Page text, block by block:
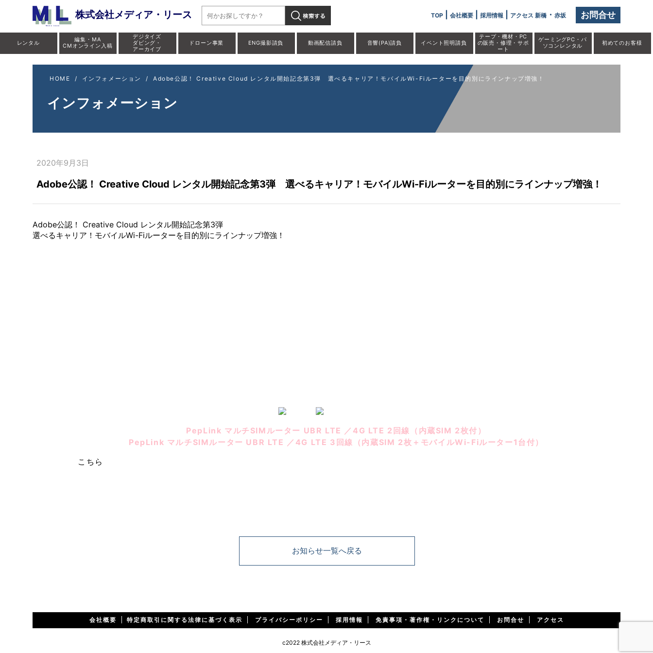
株式会社メディア・リース お問合せ
TOP| 会社概要| 採用情報 アクセス 新橋・ 赤坂
レンタル
編集・MA
CMオンライン入稿
デジタイズ
ダビング・
アーカイブ
ドローン事業 ENG撮影請負 動画配信請負 音響(PA)請負 イベント照明請負
テープ・機材・PC
の販売・修理・サポ
ート
ゲーミングPC・パ
ソコンレンタル
初めてのお客様
HOME / インフォメーション / Adobe公認！ Creative Cloud レンタル開始記念第3弾 選べるキャリア！モバイルWi-Fiルーターを目的別にラインナップ増強！
インフォメーション
2020年9月3日
Adobe公認！ Creative Cloud レンタル開始記念第3弾 選べるキャリア！モバイルWi-Fiルーターを目的別にラインナップ増強！
Adobe公認！ Creative Cloud レンタル開始記念第3弾
選べるキャリア！モバイルWi-Fiルーターを目的別にラインナップ増強！
PepLink マルチSIMルーター UBR LTE ／4G LTE 2回線（内蔵SIM 2枚付）
PepLink マルチSIMルーター UBR LTE ／4G LTE 3回線（内蔵SIM 2枚＋モバイルWi-Fiルーター1台付）
こちら
お知らせ一覧へ戻る
会社概要 特定商取引に関する法律に基づく表示 プライバシーポリシー 採用情報 免責事項・著作権・リンクについて お問合せ アクセス
c2022 株式会社メディア・リース